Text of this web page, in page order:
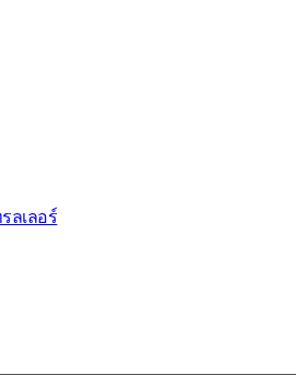
ลเลอร์